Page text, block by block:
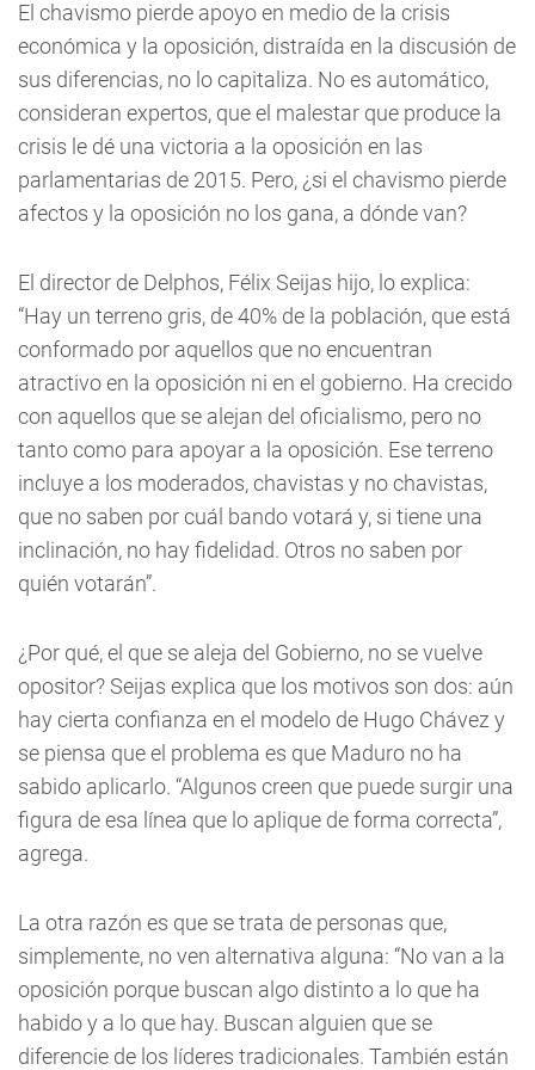
El chavismo pierde apoyo en medio de la crisis
económica y la oposición, distraída en la discusión de
sus diferencias, no lo capitaliza. No es automático,
consideran expertos, que el malestar que produce la
crisis le dé una victoria a la oposición en las
parlamentarias de 2015. Pero, ¿si el chavismo pierde
afectos y la oposición no los gana, a dónde van?
El director de Delphos, Félix Seijas hijo, lo explica:
“Hay un terreno gris, de 40% de la población, que está
conformado por aquellos que no encuentran
atractivo en la oposición ni en el gobierno. Ha crecido
con aquellos que se alejan del oficialismo, pero no
tanto como para apoyar a la oposición. Ese terreno
incluye a los moderados, chavistas y no chavistas,
que no saben por cuál bando votará y, si tiene una
inclinación, no hay fidelidad. Otros no saben por
quién votarán”.
¿Por qué, el que se aleja del Gobierno, no se vuelve
opositor? Seijas explica que los motivos son dos: aún
hay cierta confianza en el modelo de Hugo Chávez y
se piensa que el problema es que Maduro no ha
sabido aplicarlo. “Algunos creen que puede surgir una
figura de esa línea que lo aplique de forma correcta”,
agrega.
La otra razón es que se trata de personas que,
simplemente, no ven alternativa alguna: “No van a la
oposición porque buscan algo distinto a lo que ha
habido y a lo que hay. Buscan alguien que se
diferencie de los líderes tradicionales. También están